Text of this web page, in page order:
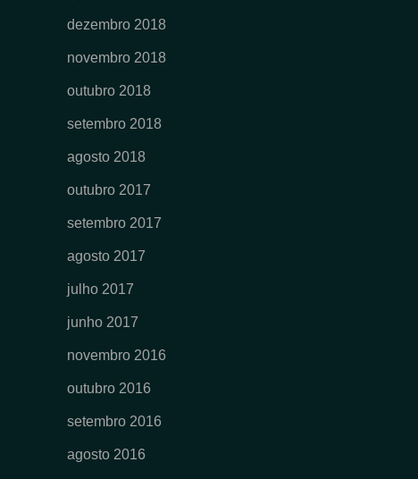
dezembro 2018
novembro 2018
outubro 2018
setembro 2018
agosto 2018
outubro 2017
setembro 2017
agosto 2017
julho 2017
junho 2017
novembro 2016
outubro 2016
setembro 2016
agosto 2016